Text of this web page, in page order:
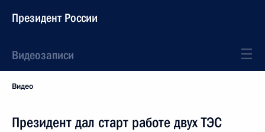
Президент России
Видеозаписи
Видео
Президент дал старт работе двух ТЭС